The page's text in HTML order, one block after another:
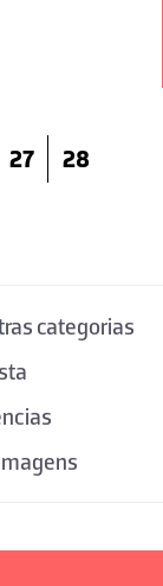
27
28
categorias